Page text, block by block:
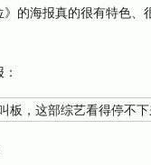
的海报真的很有特色、